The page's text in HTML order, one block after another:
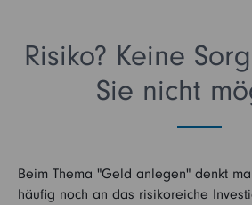
Risiko? Keine
Sie nicht
Beim Thema "Geld anlegen" denkt
häufig noch an das risikoreiche